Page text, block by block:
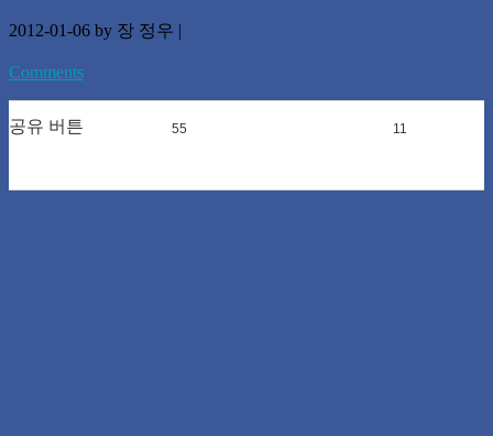
2012-01-06 by 장 정우 |
Comments
공유 버튼 55 11